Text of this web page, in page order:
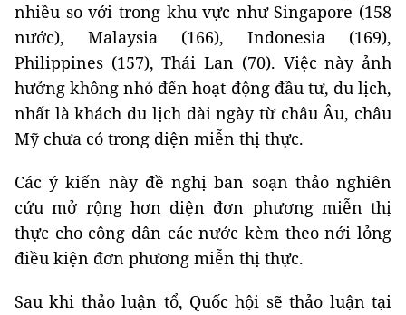
nhiều so với trong khu vực như Singapore (158
nước), Malaysia (166), Indonesia (169),
Philippines (157), Thái Lan (70). Việc này ảnh
hưởng không nhỏ đến hoạt động đầu tư, du lịch,
nhất là khách du lịch dài ngày từ châu Âu, châu
Mỹ chưa có trong diện miễn thị thực.
Các ý kiến này đề nghị ban soạn thảo nghiên
cứu mở rộng hơn diện đơn phương miễn thị
thực cho công dân các nước kèm theo nới lỏng
điều kiện đơn phương miễn thị thực.
Sau khi thảo luận tổ, Quốc hội sẽ thảo luận tại